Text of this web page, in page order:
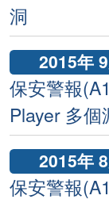
洞
2015年
保安警報
Player 多個
2015年
保安警報